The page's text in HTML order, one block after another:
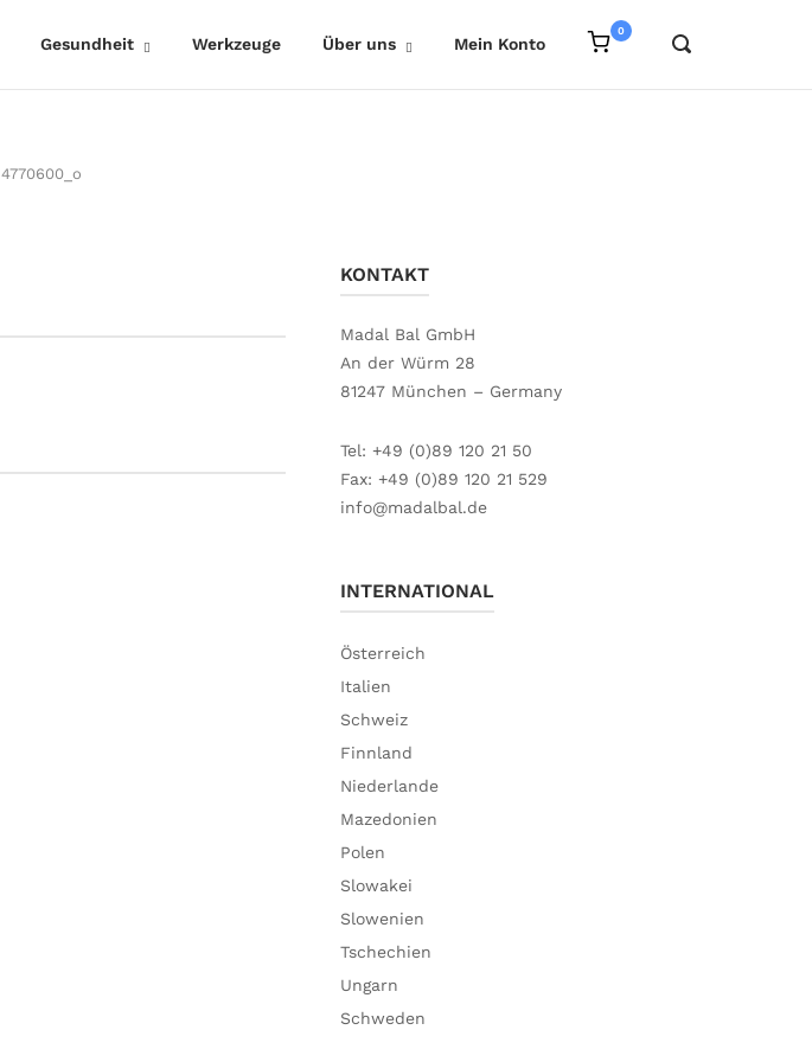
Gesundheit Werkzeuge Über uns Mein Konto
Einkaufkorb
anzeigen
0
OPEN
4770600_o
KONTAKT
Madal Bal GmbH
An der Würm 28
81247 München – Germany
Tel: +49 (0)89 120 21 50
Fax: +49 (0)89 120 21 529
info@madalbal.de
INTERNATIONAL
Österreich
Italien
Schweiz
Finnland
Niederlande
Mazedonien
Polen
Slowakei
Slowenien
Tschechien
Ungarn
Schweden